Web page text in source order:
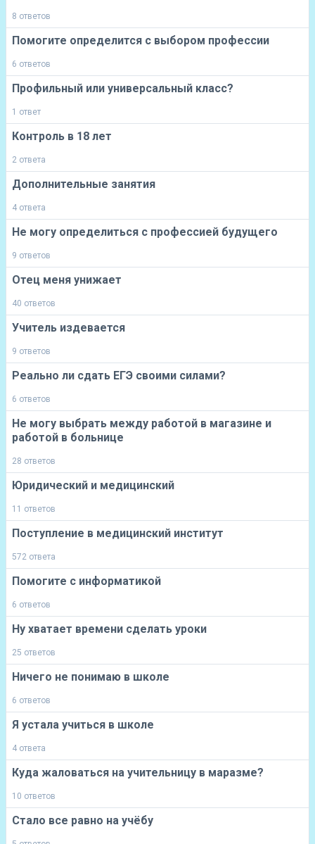
8 ответов
Помогите определится с выбором профессии
6 ответов
Профильный или универсальный класс?
1 ответ
Контроль в 18 лет
2 ответа
Дополнительные занятия
4 ответа
Не могу определиться с профессией будущего
9 ответов
Отец меня унижает
40 ответов
Учитель издевается
9 ответов
Реально ли сдать ЕГЭ своими силами?
6 ответов
Не могу выбрать между работой в магазине и
работой в больнице
28 ответов
Юридический и медицинский
11 ответов
Поступление в медицинский институт
572 ответа
Помогите с информатикой
6 ответов
Ну хватает времени сделать уроки
25 ответов
Ничего не понимаю в школе
6 ответов
Я устала учиться в школе
4 ответа
Куда жаловаться на учительницу в маразме?
10 ответов
Стало все равно на учёбу